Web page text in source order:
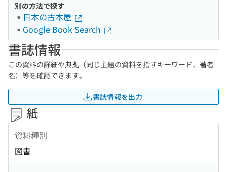
別の方法で探す
日本の古本屋
Google Book Search
書誌情報
この資料の詳細や典拠（同じ主題の資料を指すキーワード、著者
名）等を確認できます。
書誌情報を出力
紙
資料種別
図書